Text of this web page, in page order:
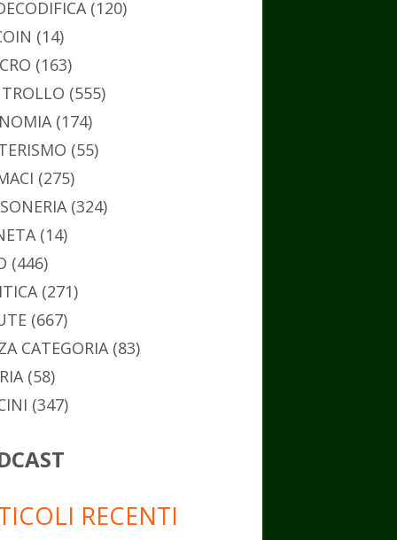
(120)
(14)
(163)
(555)
(174)
(55)
(275)
(324)
(14)
(446)
(271)
(667)
CATEGORIA(83)
(58)
(347)
RECENTI